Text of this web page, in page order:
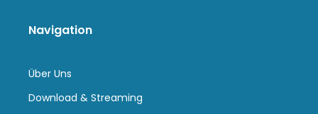
Navigation
Über Uns
Download & Streaming